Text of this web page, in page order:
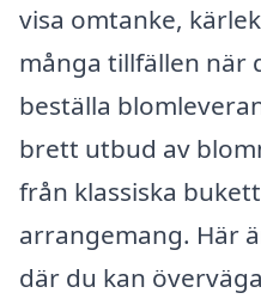
visa omtanke,
många tillfällen när
beställa
brett utbud av
från klassiska
arrangemang. Här
där du kan